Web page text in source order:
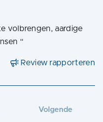
volbrengen, aardige
“
Review rapporteren
Volgende